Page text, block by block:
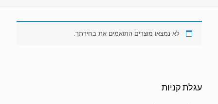
לא נמצאו מוצרים התואמים את בחירתך.
עגלת קניות